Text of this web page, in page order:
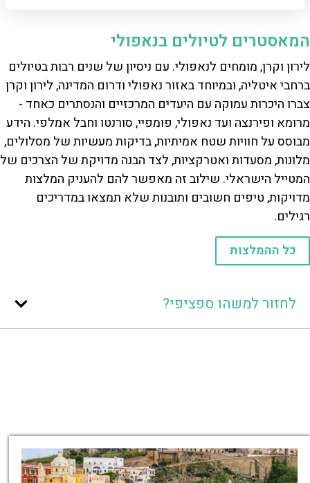
המאסטרים לטיולים בנאפולי
לירון וקרן, מומחים לנאפולי. עם ניסיון של שנים רבות בטיולים
ברחבי איטליה, ובמיוחד באזור נאפולי ודרום המדינה, לירון וקרן
צברו היכרות עמוקה עם היעדים המרכזיים והנסתרים כאחד -
מרומא ופירנצה ועד נאפולי, פומפיי, סורנטו וחבל אמלפי. הידע
מבוסס על חוויות שטח אמיתיות, בדיקות מעשיות של מסלולים,
מלונות, מסעדות ואטרקציות, לצד הבנה מדויקת של הצרכים של
המטייל הישראלי. שילוב זה מאפשר להם להעניק המלצות
מדויקות, טיפים חשובים ותובנות שלא תמצאו במדריכים
רגילים.
כל ההמלצות
לחזור למשהו ספציפי?